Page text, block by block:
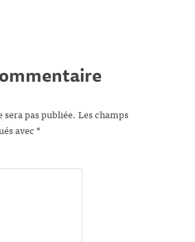
pas publiée. Les champs
avec*